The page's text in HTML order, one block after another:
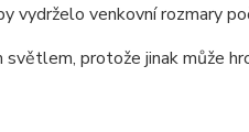
vydrželo venkovní rozmary
protože jinak může